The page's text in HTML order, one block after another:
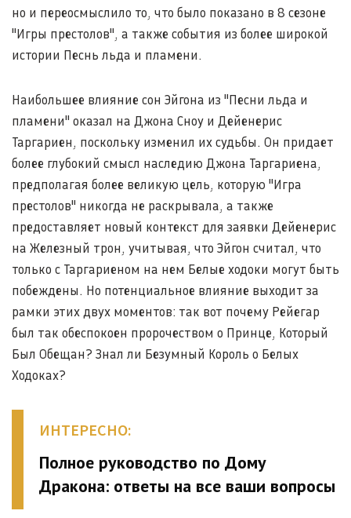
но и переосмыслило то, что было показано в 8 сезоне
"Игры престолов", а также события из более широкой
истории Песнь льда и пламени.
Наибольшее влияние сон Эйгона из "Песни льда и
пламени" оказал на Джона Сноу и Дейенерис
Таргариен, поскольку изменил их судьбы. Он придает
более глубокий смысл наследию Джона Таргариена,
предполагая более великую цель, которую "Игра
престолов" никогда не раскрывала, а также
предоставляет новый контекст для заявки Дейенерис
на Железный трон, учитывая, что Эйгон считал, что
только с Таргариеном на нем Белые ходоки могут быть
побеждены. Но потенциальное влияние выходит за
рамки этих двух моментов: так вот почему Рейегар
был так обеспокоен пророчеством о Принце, Который
Был Обещан? Знал ли Безумный Король о Белых
Ходоках?
ИНТЕРЕСНО:
Полное руководство по Дому
Дракона: ответы на все ваши вопросы